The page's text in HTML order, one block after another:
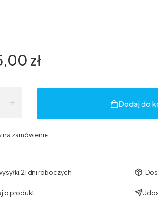
zł
Dodaj do
na zamówienie
21 dni roboczych
o produkt